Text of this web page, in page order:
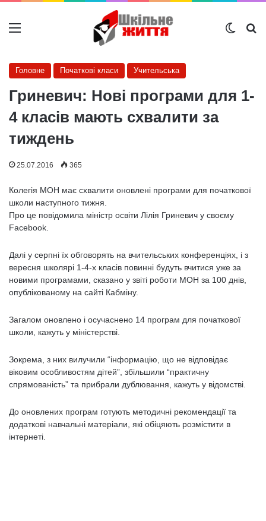
Меню
Головне Початкові класи Учительська
Гриневич: Нові програми для 1-
4 класів мають схвалити за
тиждень
25.07.2016 365
Колегія МОН має схвалити оновлені програми для початкової
школи наступного тижня.
Про це повідомила міністр освіти Лілія Гриневич у своєму
Facebook.
Далі у серпні їх обговорять на вчительських конференціях, і з
вересня школярі 1-4-х класів повинні будуть вчитися уже за
новими програмами, сказано у звіті роботи МОН за 100 днів,
опублікованому на сайті Кабміну.
Загалом оновлено і осучаснено 14 програм для початкової
школи, кажуть у міністерстві.
Зокрема, з них вилучили “інформацію, що не відповідає
віковим особливостям дітей”, збільшили “практичну
спрямованість” та прибрали дублювання, кажуть у відомстві.
До оновлених програм готують методичні рекомендації та
додаткові навчальні матеріали, які обіцяють розмістити в
інтернеті.